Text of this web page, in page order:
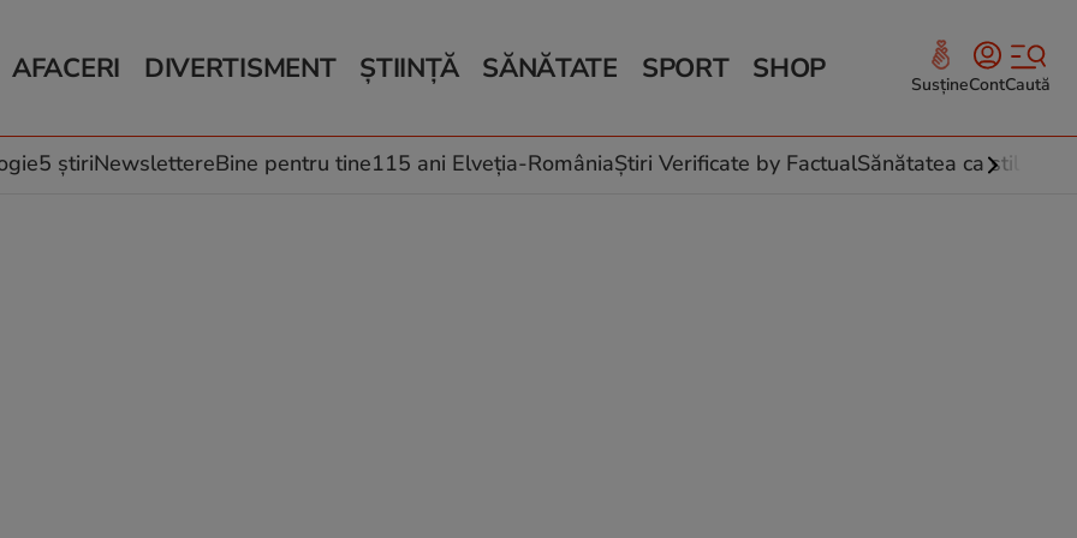
AFACERI
Auto
Locuri de muncă
DIVERTISMENT
Horoscop
Muzică și Filme
ȘTIINȚĂ
Schimbări climatice
SĂNĂTATE
Relații
Rețete culinare
SPORT SHOP SusțineContCaută
5 știriNewslettereBine pentru tine115 ani Elveția-RomâniaȘtiri Verificate by FactualSănătatea ca stil de